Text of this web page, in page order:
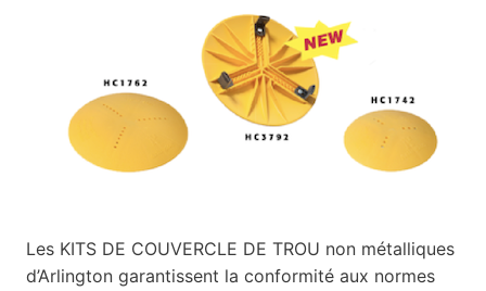
Les KITS DE COUVERCLE DE TROU non métalliques
d’Arlington garantissent la conformité aux normes